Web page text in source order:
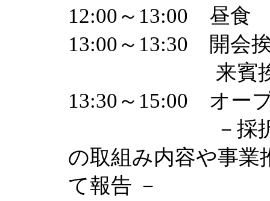
12:00～13:00 昼食
13:00～13:30 開会
来賓挨拶
13:30～15:00 オー
－採択機関及
の取組み内容や事業
て報告 －